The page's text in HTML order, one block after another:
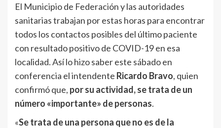
El Municipio de Federación y las autoridades
sanitarias trabajan por estas horas para encontrar
todos los contactos posibles del último paciente
con resultado positivo de COVID-19 en esa
localidad. Así lo hizo saber este sábado en
conferencia el intendente Ricardo Bravo, quien
confirmó que, por su actividad, se trata de un
número «importante» de personas.
«Se trata de una persona que no es de la